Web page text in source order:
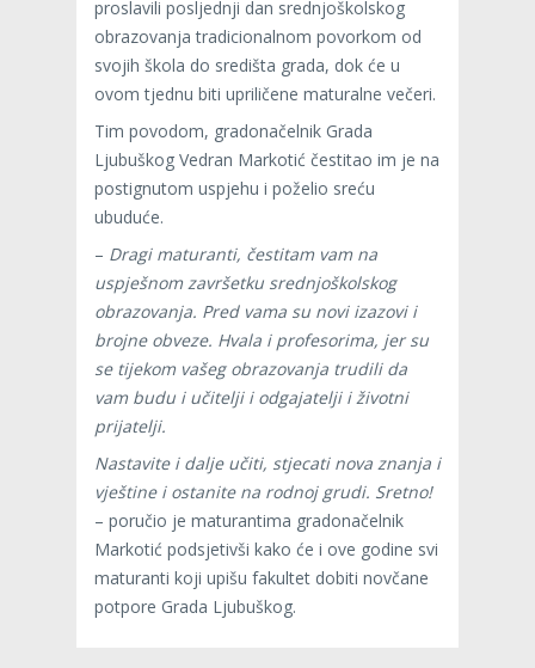
proslavili posljednji dan srednjoškolskog
obrazovanja tradicionalnom povorkom od
svojih škola do središta grada, dok će u
ovom tjednu biti upriličene maturalne večeri.
Tim povodom, gradonačelnik Grada
Ljubuškog Vedran Markotić čestitao im je na
postignutom uspjehu i poželio sreću
ubuduće.
– Dragi maturanti, čestitam vam na
uspješnom završetku srednjoškolskog
obrazovanja. Pred vama su novi izazovi i
brojne obveze. Hvala i profesorima, jer su
se tijekom vašeg obrazovanja trudili da
vam budu i učitelji i odgajatelji i životni
prijatelji.
Nastavite i dalje učiti, stjecati nova znanja i
vještine i ostanite na rodnoj grudi. Sretno!
– poručio je maturantima gradonačelnik
Markotić podsjetivši kako će i ove godine svi
maturanti koji upišu fakultet dobiti novčane
potpore Grada Ljubuškog.